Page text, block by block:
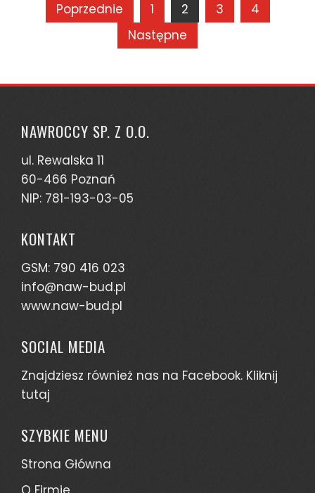
Stronicowanie
Poprzednie 1 2 3
4
Następne
NAWROCCY SP. Z O.O.
ul. Rewalska 11
60-466 Poznań
NIP: 781-193-03-05
KONTAKT
GSM: 790 416 023
info@naw-bud.pl
www.naw-bud.pl
SOCIAL MEDIA
Znajdziesz również nas na Facebook. Kliknij
tutaj
SZYBKIE MENU
Strona Główna